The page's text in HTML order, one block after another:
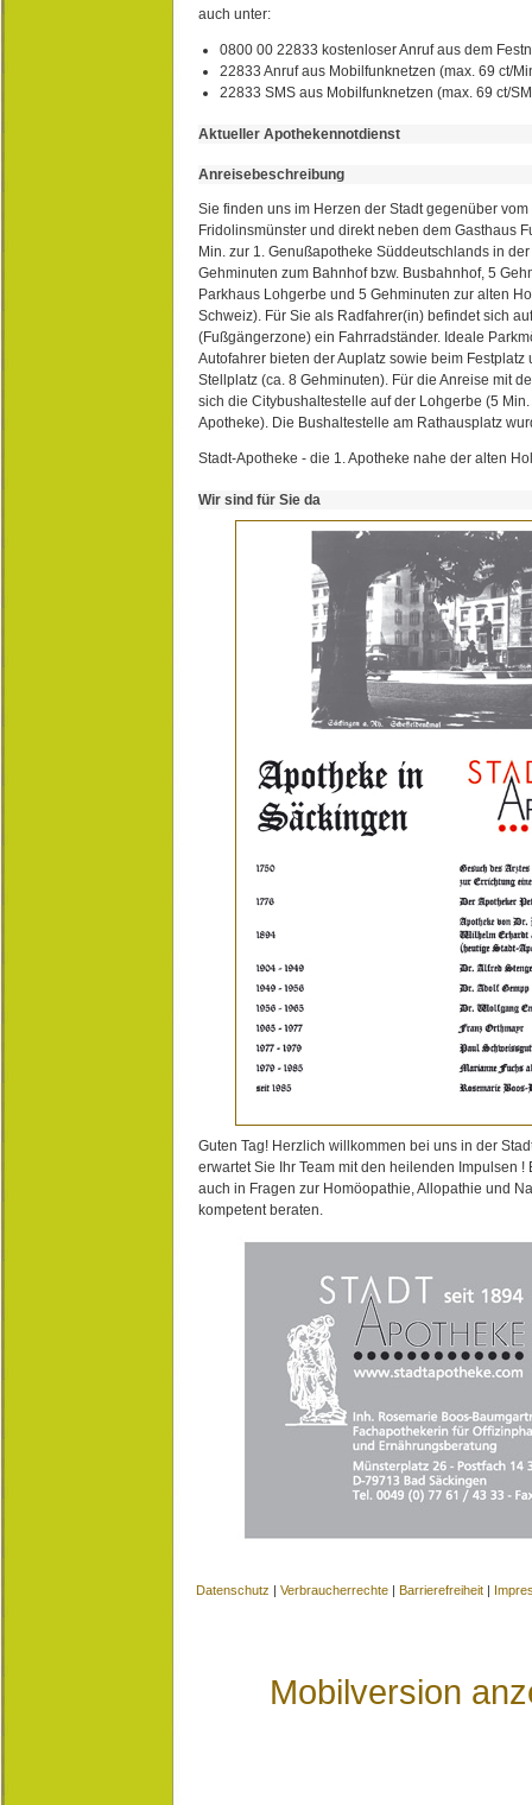
auch unter:
0800 00 22833 kostenloser Anruf aus dem
22833 Anruf aus Mobilfunknetzen (max. 69 ct/
22833 SMS aus Mobilfunknetzen (max. 69 ct/
Aktueller Apothekennotdienst
Anreisebeschreibung
Sie finden uns im Herzen der Stadt gegenüber
Fridolinsmünster und direkt neben dem Gasthaus
Min. zur 1. Genußapotheke Süddeutschlands in
Gehminuten zum Bahnhof bzw. Busbahnhof, 5
Parkhaus Lohgerbe und 5 Gehminuten zur alten
Schweiz). Für Sie als Radfahrer(in) befindet sich
(Fußgängerzone) ein Fahrradständer. Ideale
Autofahrer bieten der Auplatz sowie beim Festplatz
Stellplatz (ca. 8 Gehminuten). Für die Anreise mit
sich die Citybushaltestelle auf der Lohgerbe (5
Apotheke). Die Bushaltestelle am Rathausplatz
Stadt-Apotheke - die 1. Apotheke nahe der alten
Wir sind für Sie da
Guten Tag! Herzlich willkommen bei uns in der
erwartet Sie Ihr Team mit den heilenden Impulsen !
auch in Fragen zur Homöopathie, Allopathie und
kompetent beraten.
Datenschutz | Verbraucherrechte | Barrierefreiheit |
Mobilversion